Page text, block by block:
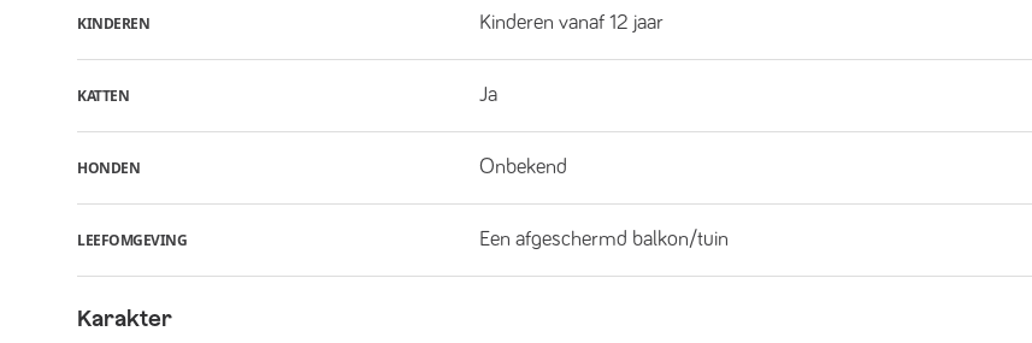
KINDEREN Kinderen vanaf 12 jaar
KATTEN Ja
HONDEN Onbekend
LEEFOMGEVING Een afgeschermd balkon/tuin
Karakter